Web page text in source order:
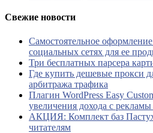
Свежие новости
Самостоятельное
социальных сетях для ее
Три бесплатных парсера
Где купить дешевые прокси
арбитража трафика
Плагин WordPress Easy
увеличения дохода с рекламы
АКЦИЯ: Комплект баз
читателям